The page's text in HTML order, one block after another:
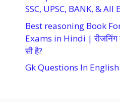
SSC, UPSC, BANK, & All
Best reasoning Book
Exams in Hindi | रीजनिंग
सी है?
Gk Questions In